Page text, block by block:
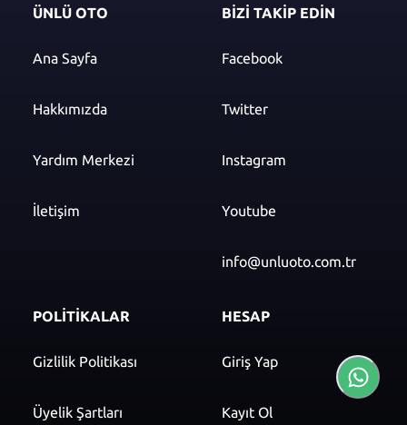
ÜNLÜ OTO
Ana Sayfa
Hakkımızda
Yardım Merkezi
İletişim
BİZİ TAKİP EDİN
Facebook
Twitter
Instagram
Youtube
info@unluoto.com.tr
POLİTİKALAR
Gizlilik Politikası
Üyelik Şartları
HESAP
Giriş Yap
Kayıt Ol